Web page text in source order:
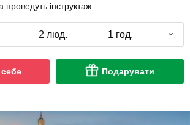
інструктаж.
2 люд. 1 год.
Подарувати